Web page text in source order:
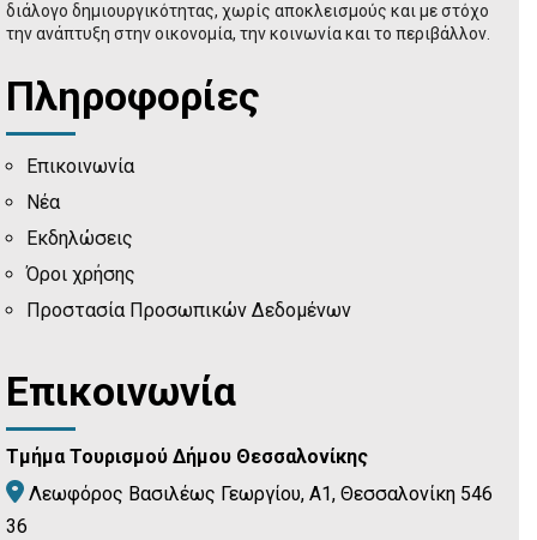
διάλογο δημιουργικότητας, χωρίς αποκλεισμούς και με στόχο
την ανάπτυξη στην οικονομία, την κοινωνία και το περιβάλλον.
Πληροφορίες
Επικοινωνία
Νέα
Εκδηλώσεις
Όροι χρήσης
Προστασία Προσωπικών Δεδομένων
Επικοινωνία
Τμήμα Τουρισμού Δήμου Θεσσαλονίκης
Λεωφόρος Βασιλέως Γεωργίου, Α1, Θεσσαλονίκη 546
36